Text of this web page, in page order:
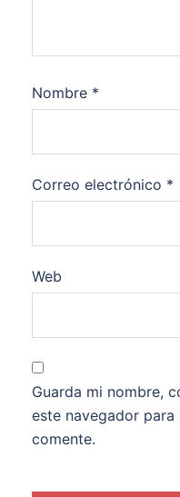
Nombre *
Correo electrónico *
Web
Guarda mi nombre,
este navegador
comente.